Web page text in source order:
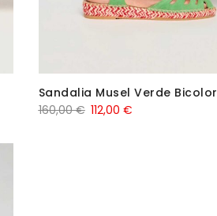
Sandalia Musel Verde Bicolor
160,00€ El
112,00 €El